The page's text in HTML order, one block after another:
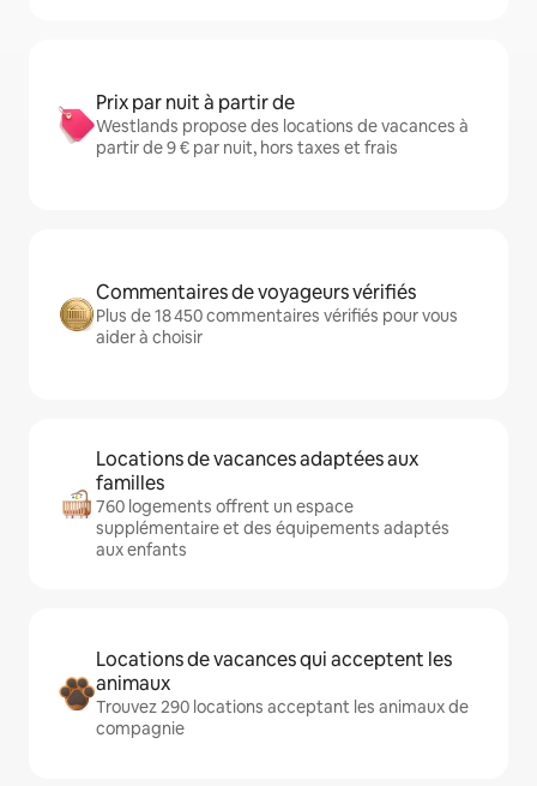
Prix par nuit à partir de
Westlands propose des locations de vacances à
partir de 9 € par nuit, hors taxes et frais
Commentaires de voyageurs vérifiés
Plus de 18 450 commentaires vérifiés pour vous
aider à choisir
Locations de vacances adaptées aux
familles
760 logements offrent un espace
supplémentaire et des équipements adaptés
aux enfants
Locations de vacances qui acceptent les
animaux
Trouvez 290 locations acceptant les animaux de
compagnie